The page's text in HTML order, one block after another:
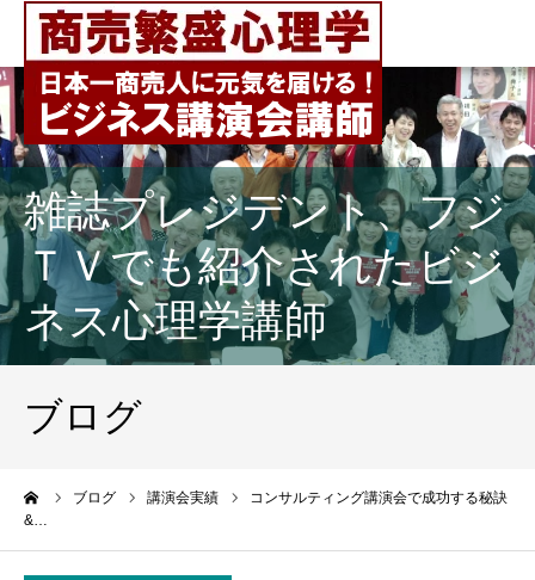
雑誌プレジデント、フジ
ＴＶでも紹介されたビジ
ネス心理学講師
ブログ
ブログ 講演会実績
コンサルティング講演会で成功する秘訣
&…